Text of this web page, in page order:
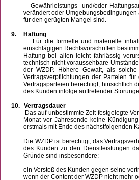
Gewährleistungs- und/oder
verändert oder
für den gerügten Mangel sind.
9.
Haftung
Für die formelle und materielle
einschlägigen Rechtsvorschriften
Haftung bei allen leicht fahrlässig
technisch nicht voraussehbare
der WZDP. Höhere Gewalt, als
Vertragsverpflichtungen der Parteien
Vertragsparteien berechtigt, hinsichtlich
des Kunden infolge auftretender
10. Vertragsdauer
Das auf unbestimmte Zeit festgelegte
Monat vor Jahresende keine
erstmals mit Ende des nächstfolgenden
Die WZDP ist berechtigt, das
des Kunden zu den Dienstleistungen
Gründe sind insbesondere:
-
ein Verstoß des Kunden gegen seine
-
wenn der Content der WZDP nicht mehr